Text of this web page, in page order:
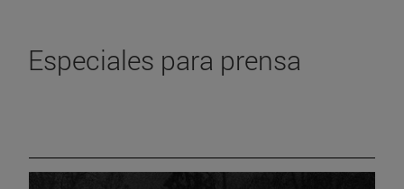
Especiales para prensa